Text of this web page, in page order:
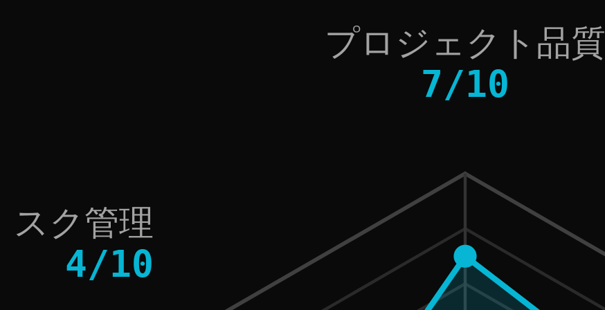
プロジェクト品質
7/10
スク管理
4/10